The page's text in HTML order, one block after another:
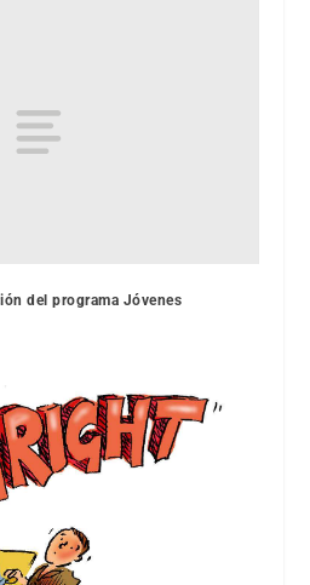
del programa Jóvenes